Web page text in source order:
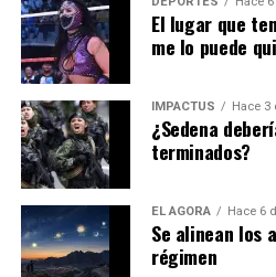
El lugar que
me lo puede
IMPACTUS Hace 3
¿Sedena
terminados?
EL ÁGORA Hace 6
Se alinean los
régimen